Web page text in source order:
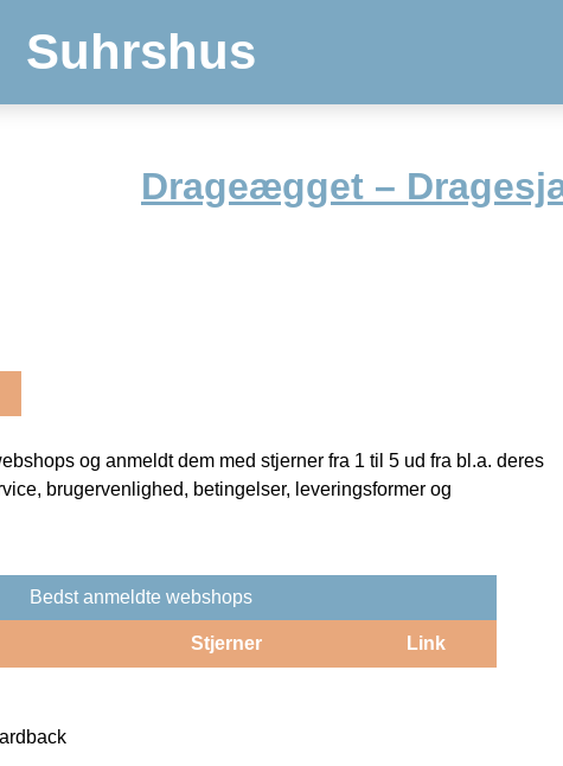
Suhrshus
Drageægget –
og anmeldt dem med stjerner fra 1 til 5 ud fra bl.a. deres
brugervenlighed, betingelser, leveringsformer og
Bedst anmeldte webshops
Stjerner Link